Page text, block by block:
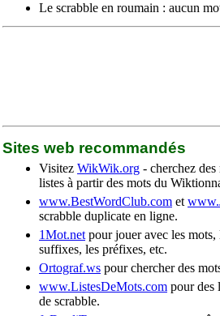
Le scrabble en roumain : aucun
Sites web recommandés
Visitez WikWik.org - cherchez des
listes à partir des mots du
www.BestWordClub.com et
scrabble duplicate en ligne.
1Mot.net pour jouer avec les mots,
suffixes, les préfixes, etc.
Ortograf.ws pour chercher des
www.ListesDeMots.com pour des
de scrabble.